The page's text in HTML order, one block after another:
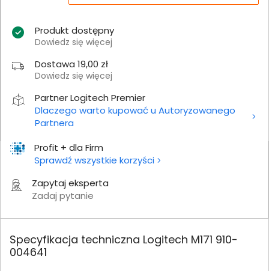
Profit + dla Firm
Sprawdź wszystkie korzyści
Zapytaj eksperta
Zadaj pytanie
Produkt dostępny
Dowiedz się więcej
Dostawa 19,00 zł
Dowiedz się więcej
Partner Logitech Premier
Dlaczego warto kupować u Autoryzowanego
Partnera
Specyfikacja techniczna Logitech M171 910-
004641